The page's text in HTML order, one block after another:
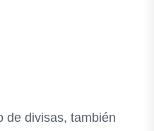
de divisas, también